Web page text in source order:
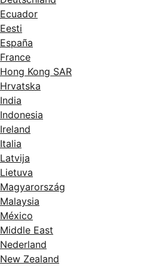
Ecuador
Eesti
España
France
Hong Kong SAR
Hrvatska
India
Indonesia
Ireland
Italia
Latvija
Lietuva
Magyarország
Malaysia
México
Middle East
Nederland
New Zealand